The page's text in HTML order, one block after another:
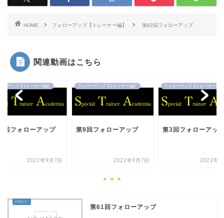
HOME フォローアップ【トレーナー編】 第62回フォローアップ
関連動画はこちら
ーアップ【トレーナー編】
回フォローアップ
2022年9月7日
フォローアップ【トレーナー編】
第9回フォローアップ
2022年9月7日
フォローアップ【トレーナー編】
第3回フォローアッ
2022年9
第61回フォローアップ